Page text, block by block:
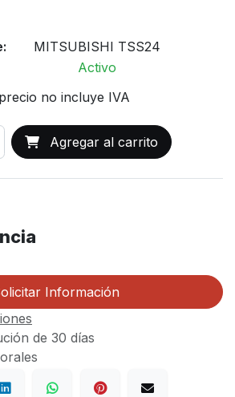
MITSUBISHI TSS24
Activo
no incluye IVA
Agregar al carrito
Información
de 30 días